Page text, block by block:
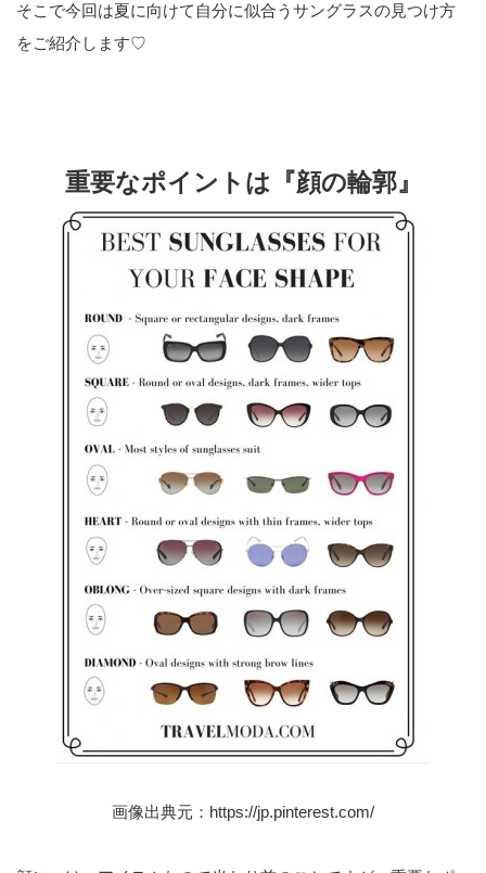
そこで今回は夏に向けて自分に似合うサングラスの見つけ方
をご紹介します♡
重要なポイントは『顔の輪郭』
画像出典元： https://jp.pinterest.com/